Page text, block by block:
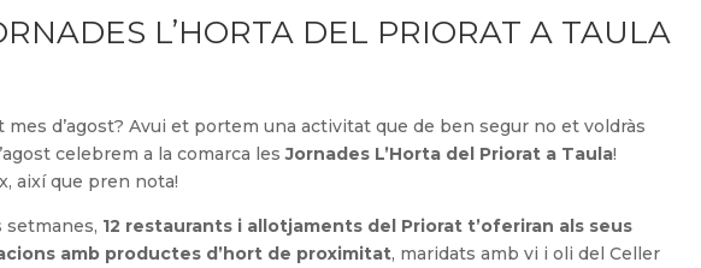
L’HORTA DEL PRIORAT A TAULA
mes d’agost? Avui et portem una activitat que de ben segur no et voldràs
celebrem a la comarca lesJornades L’Horta del Priorat a Taula!
així que pren nota!
setmanes, 12 restaurants i allotjaments del Priorat t’oferiran als seus
amb productes d’hort de proximitat, maridats amb vi i oli del Celler